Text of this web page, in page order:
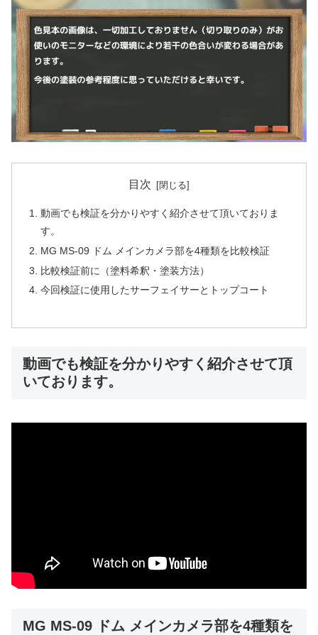
目次
動画でも検証を分かりやすく紹介させて頂いておりま
す。
MG MS-09 ドム メインカメラ部を4種類を比較検証
比較検証前に（塗料希釈・塗装方法）
今回検証に使用したサーフェイサーとトップコート
動画でも検証を分かりやすく紹介させて頂
いております。
MG MS-09 ドム メインカメラ部を4種類を